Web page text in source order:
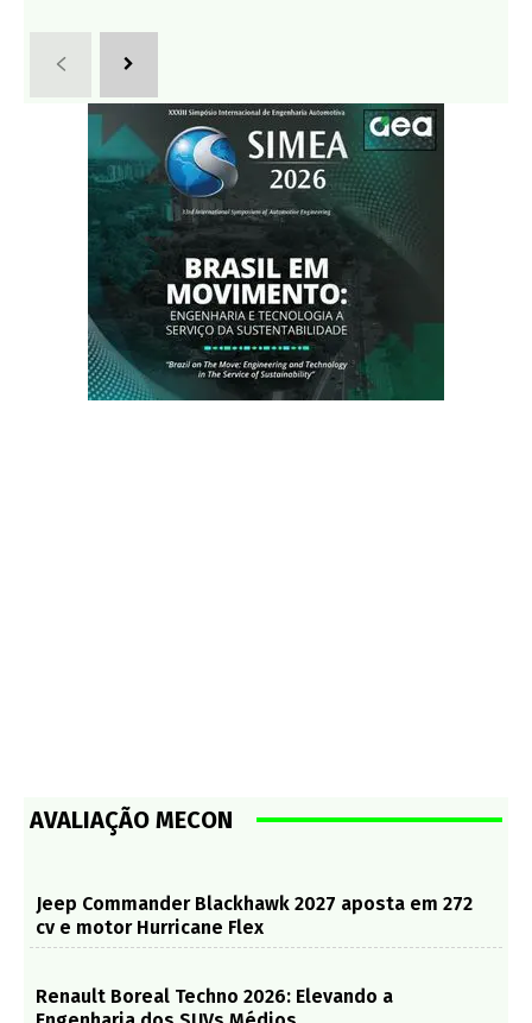
AVALIAÇÃO MECON
Jeep Commander Blackhawk 2027 aposta em 272
cv e motor Hurricane Flex
Renault Boreal Techno 2026: Elevando a